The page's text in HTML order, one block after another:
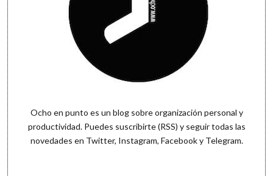
Ocho en punto es un blog sobre organización personal y
productividad. Puedes suscribirte (RSS) y seguir todas las
novedades en Twitter, Instagram, Facebooky Telegram.